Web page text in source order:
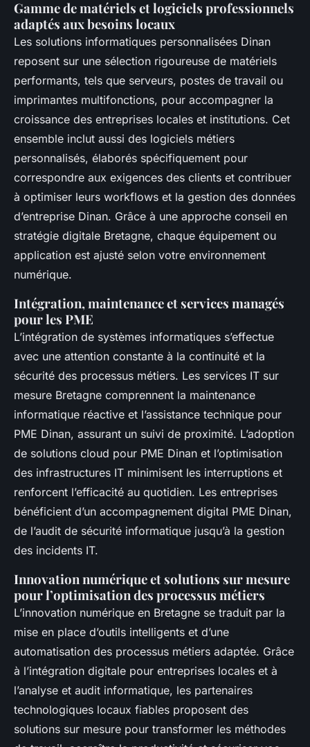
Gamme de matériels et logiciels professionnels
adaptés aux besoins locaux
Les solutions informatiques personnalisées Dinan
reposent sur une sélection rigoureuse de matériels
performants, tels que serveurs, postes de travail ou
imprimantes multifonctions, pour accompagner la
croissance des entreprises locales et institutions. Cet
ensemble inclut aussi des logiciels métiers
personnalisés, élaborés spécifiquement pour
correspondre aux exigences des clients et contribuer
à optimiser leurs workflows et la gestion des données
d’entreprise Dinan. Grâce à une approche conseil en
stratégie digitale Bretagne, chaque équipement ou
application est ajusté selon votre environnement
numérique.
Intégration, maintenance et services managés
pour les PME
L’intégration de systèmes informatiques s’effectue
avec une attention constante à la continuité et la
sécurité des processus métiers. Les services IT sur
mesure Bretagne comprennent la maintenance
informatique réactive et l’assistance technique pour
PME Dinan, assurant un suivi de proximité. L’adoption
de solutions cloud pour PME Dinan et l’optimisation
des infrastructures IT minimisent les interruptions et
renforcent l’efficacité au quotidien. Les entreprises
bénéficient d’un accompagnement digital PME Dinan,
de l’audit de sécurité informatique jusqu’à la gestion
des incidents IT.
Innovation numérique et solutions sur mesure
pour l’optimisation des processus métiers
L’innovation numérique en Bretagne se traduit par la
mise en place d’outils intelligents et d’une
automatisation des processus métiers adaptée. Grâce
à l’intégration digitale pour entreprises locales et à
l’analyse et audit informatique, les partenaires
technologiques locaux fiables proposent des
solutions sur mesure pour transformer les méthodes